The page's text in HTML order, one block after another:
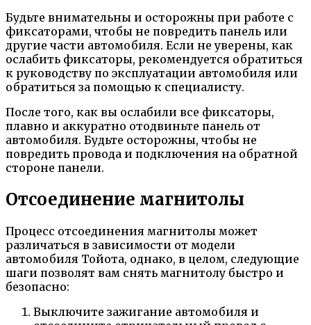
Будьте внимательны и осторожны при работе с
фиксаторами, чтобы не повредить панель или
другие части автомобиля. Если не уверены, как
ослабить фиксаторы, рекомендуется обратиться
к руководству по эксплуатации автомобиля или
обратиться за помощью к специалисту.
После того, как вы ослабили все фиксаторы,
плавно и аккуратно отодвиньте панель от
автомобиля. Будьте осторожны, чтобы не
повредить провода и подключения на обратной
стороне панели.
Отсоединение магнитолы
Процесс отсоединения магнитолы может
различаться в зависимости от модели
автомобиля Тойота, однако, в целом, следующие
шаги позволят вам снять магнитолу быстро и
безопасно:
Выключите зажигание автомобиля и